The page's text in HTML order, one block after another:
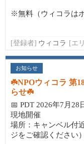
※無料（ウィコラは
[登録者] ウィコラ [エ
お知らせ
☘️NPOウィコラ 第
らせ☘️
📅 PDT 2026年7月28
現地開催
場所：キャンベル付
ジをご確認ください）